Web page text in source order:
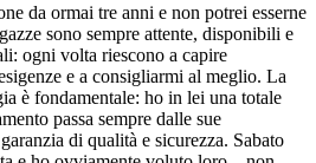
da ormai tre anni e non potrei esserne
sono sempre attente, disponibili e
ogni volta riescono a capire
e a consigliarmi al meglio. La
è fondamentale: ho in lei una totale
passa sempre dalle sue
di qualità e sicurezza. Sabato